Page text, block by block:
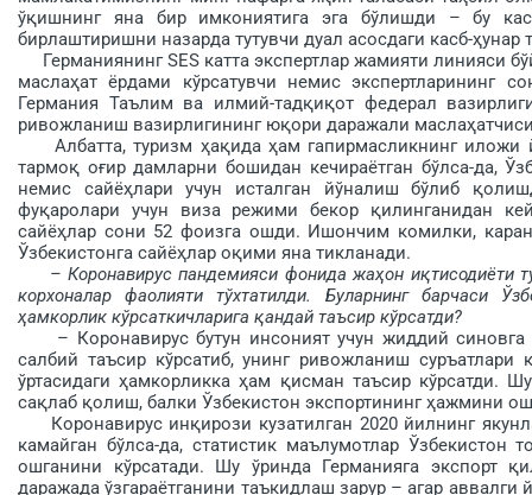
ўқишнинг яна бир имкониятига эга бўлишди – бу
бирлаштиришни назарда тутувчи дуал асосдаги касб-ҳунар
Германиянинг SES катта эксперт­лар жамияти линияси
маслаҳат ёрдами кўрсатувчи немис экспертларининг
Германия Таълим ва илмий-тадқиқот федерал
ривожланиш вазирлигининг юқори даражали
Албатта, туризм ҳақида ҳам гапирмасликнинг иложи
тармоқ оғир дамларни бошидан кечираётган бўлса-да,
немис сайёҳлари учун исталган йўналиш бўлиб
фуқаролари учун виза режими бекор қилингани­дан
сайёҳлар сони 52 фоизга ошди. Ишончим комилки,
Ўзбекис­тонга сайёҳлар оқими яна тикла­нади.
– Коронавирус пандемияси фонида жаҳон иқтисодиёти
корхоналар фаолияти тўхтатилди. Буларнинг барчаси
ҳамкорлик кўрсаткичларига қан­дай таъсир кўрсатди?
– Коронавирус бутун инсоният учун жиддий синовга
салбий таъсир кўрсатиб, унинг ривожланиш
ўртасидаги ҳамкорликка ҳам қисман таъсир кўрсатди.
сақлаб қолиш, балки Ўзбекистон экспортининг ҳажмини
Коронавирус инқирози кузатил­ган 2020 йилнинг
камайган бўлса-да, статистик маълумотлар Ўзбекистон
ошганини кўрсатади. Шу ўринда Германияга экспорт
даражада ўзгараётганини таъкидлаш зарур – агар